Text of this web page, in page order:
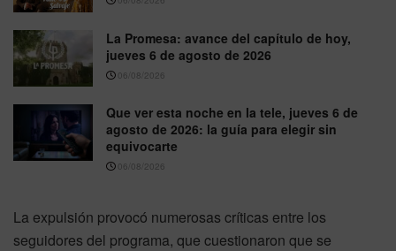
La Promesa: avance del capítulo de hoy,
jueves 6 de agosto de 2026
06/08/2026
Que ver esta noche en la tele, jueves 6 de
agosto de 2026: la guía para elegir sin
equivocarte
06/08/2026
La expulsión provocó numerosas críticas entre los
seguidores del programa, que cuestionaron que se